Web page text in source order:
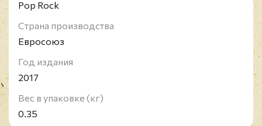
Pop Rock
Страна производства
Евросоюз
Год издания
2017
Вес в упаковке (кг)
0.35